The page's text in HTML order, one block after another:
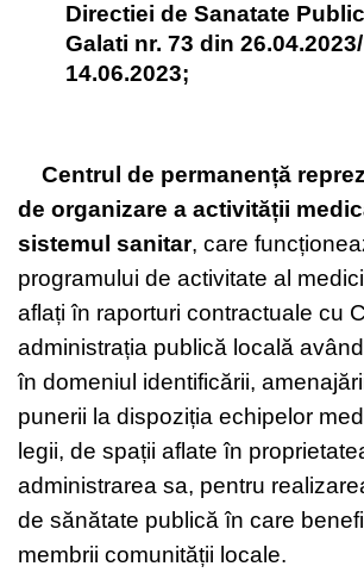
Directiei de Sanatate
Galati nr. 73 din
14.06.2023;
Centrul de permanență
de organizare a activității
sistemul sanitar, care
programului de activitate al
aflați în raporturi contractuale cu
administrația publică locală
în domeniul identificării,
punerii la dispoziția echipelor
legii, de spații aflate în
administrarea sa, pentru
de sănătate publică în care
membrii comunității locale.